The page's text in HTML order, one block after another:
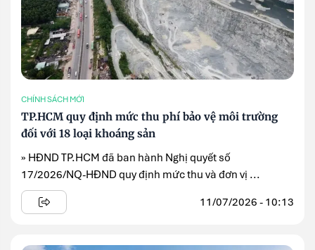
CHÍNH SÁCH MỚI
TP.HCM quy định mức thu phí bảo vệ môi trường
đối với 18 loại khoáng sản
» HĐND TP.HCM đã ban hành Nghị quyết số
17/2026/NQ-HĐND quy định mức thu và đơn vị ...
11/07/2026 - 10:13